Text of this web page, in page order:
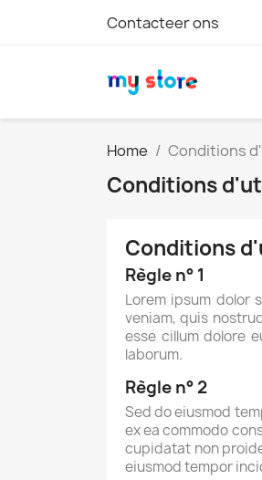
Contacteer ons
Home Conditions
Conditions
Conditions
Règle n° 1
Lorem ipsum dolor
veniam, quis
esse cillum dolore
laborum.
Règle n° 2
Sed do eiusmod
ex ea commodo
cupidatat non
eiusmod tempor